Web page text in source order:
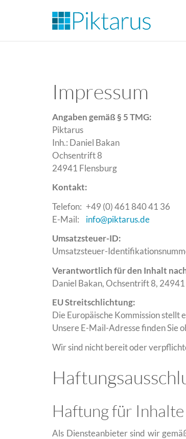
Impressum
Angaben gemäß § 5 TMG:
Piktarus
Inh.: Daniel Bakan
Ochsentrift 8
24941 Flensburg
Kontakt:
Telefon: +49 (0) 461 840 41 36
E-Mail:
info@piktarus.de
Umsatzsteuer-ID:
Umsatzsteuer-
Verantwortlich für den Inhalt nach
Daniel Bakan, Ochsentrift 8,
EU Streitschlichtung:
Die Europäische Kommission
Unsere E-Mail-Adresse finden Sie
Wir sind nicht bereit oder
Haftung für Inhalte
Als Diensteanbieter sind wir